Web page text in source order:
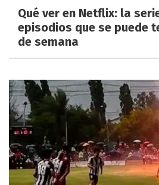
Qué ver en Netflix: la
episodios que se puede
de semana